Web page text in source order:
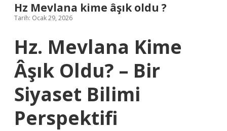
Hz Mevlana kime âşık oldu ?
Tarih: Ocak 29, 2026
Hz. Mevlana Kime
Âşık Oldu? – Bir
Siyaset Bilimi
Perspektifi